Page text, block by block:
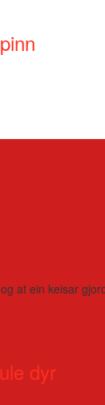
at ein keisar
dyr